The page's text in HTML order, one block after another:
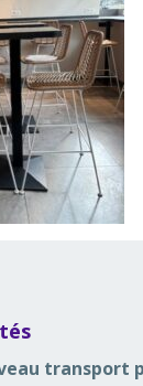
transport